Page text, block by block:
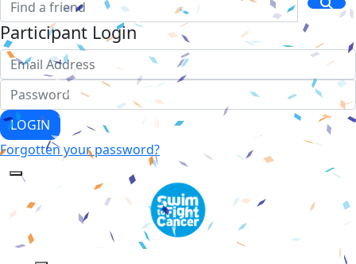
Participant Login
LOGIN
Forgotten your password?